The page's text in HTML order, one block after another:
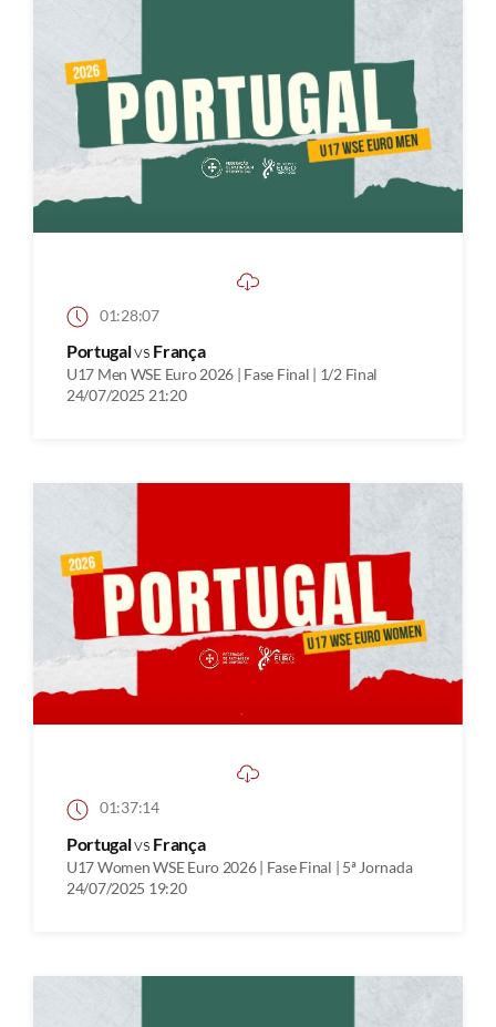
01:28:07
Portugalvs França
U17 Men WSE Euro 2026 | Fase Final | 1/2 Final
24/07/2025 21:20
01:37:14
Portugalvs França
U17 Women WSE Euro 2026 | Fase Final | 5ª Jornada
24/07/2025 19:20